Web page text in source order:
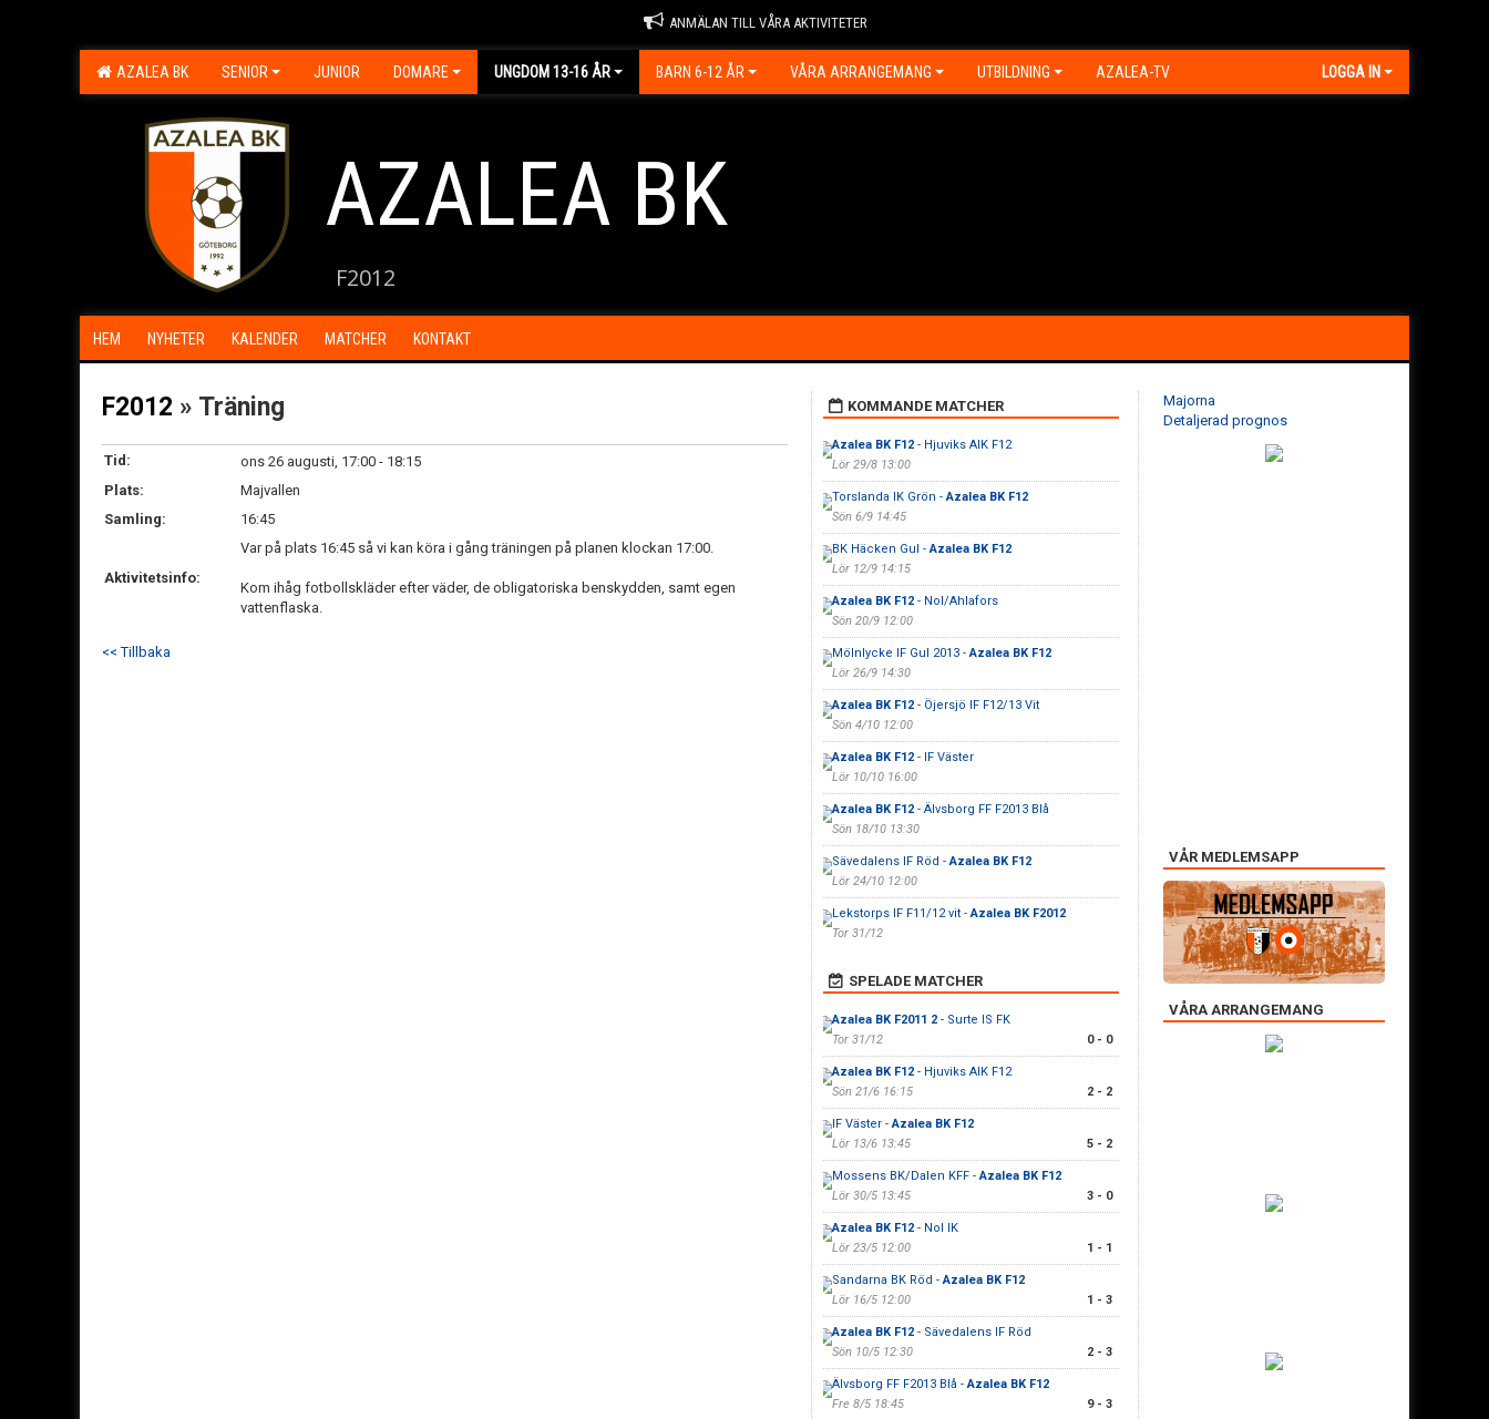
ANMÄLAN TILL VÅRA AKTIVITETER
AZALEA BK SENIOR JUNIOR DOMARE UNGDOM 13-16 ÅR BARN 6-12 ÅR VÅRA ARRANGEMANG UTBILDNING AZALEA-TV LOGGA IN
AZALEA BK
F2012
HEM NYHETER KALENDER MATCHER KONTAKT
F2012 » Träning
Tid:
ons 26 augusti, 17:00 - 18:15
Plats:
Majvallen
Samling:
16:45
Aktivitetsinfo:
Var på plats 16:45 så vi kan köra i gång träningen på planen klockan 17:00.
Kom ihåg fotbollskläder efter väder, de obligatoriska benskydden, samt egen
vattenflaska.
<< Tillbaka
KOMMANDE MATCHER
Azalea BK F12- Hjuviks AIK F12
Lör 29/8 13:00
Torslanda IK Grön -Azalea BK F12
Sön 6/9 14:45
BK Häcken Gul -Azalea BK F12
Lör 12/9 14:15
Azalea BK F12- Nol/Ahlafors
Sön 20/9 12:00
Mölnlycke IF Gul 2013 -Azalea BK F12
Lör 26/9 14:30
Azalea BK F12- Öjersjö IF F12/13 Vit
Sön 4/10 12:00
Azalea BK F12- IF Väster
Lör 10/10 16:00
Azalea BK F12- Älvsborg FF F2013 Blå
Sön 18/10 13:30
Sävedalens IF Röd -Azalea BK F12
Lör 24/10 12:00
Lekstorps IF F11/12 vit -Azalea BK F2012
Tor 31/12
SPELADE MATCHER
Azalea BK F2011 2- Surte IS FK
Tor 31/12
0 - 0
Azalea BK F12- Hjuviks AIK F12
Sön 21/6 16:15
2 - 2
IF Väster -Azalea BK F12
Lör 13/6 13:45
5 - 2
Mossens BK/Dalen KFF -Azalea BK F12
Lör 30/5 13:45
3 - 0
Azalea BK F12- Nol IK
Lör 23/5 12:00
1 - 1
Sandarna BK Röd -Azalea BK F12
Lör 16/5 12:00
1 - 3
Azalea BK F12- Sävedalens IF Röd
Sön 10/5 12:30
2 - 3
Älvsborg FF F2013 Blå -Azalea BK F12
Fre 8/5 18:45
9 - 3
Majorna
Detaljerad prognos
VÅR MEDLEMSAPP
VÅRA ARRANGEMANG